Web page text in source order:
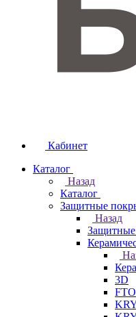
Кабинет
Каталог
Назад
Каталог
Защитные
Назад
Защитные
3D